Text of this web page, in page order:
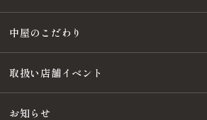
中屋のこだわり
取扱い店舗イベント
お知らせ